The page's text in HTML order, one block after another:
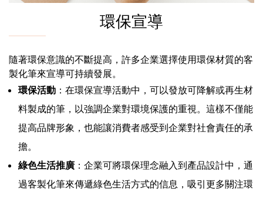
環保宣導
隨著環保意識的不斷提高，許多企業選擇使用環保材質的客
製化筆來宣導可持續發展。
環保活動 ：在環保宣導活動中，可以發放可降解或再生材
料製成的筆，以強調企業對環境保護的重視。這樣不僅能
提高品牌形象，也能讓消費者感受到企業對社會責任的承
擔。
綠色生活推廣 ：企業可將環保理念融入到產品設計中，通
過客製化筆來傳遞綠色生活方式的信息，吸引更多關注環